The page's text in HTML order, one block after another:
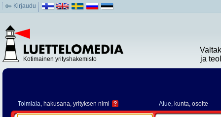
Kirjaudu
Kotimainen yrityshakemisto
ja
Toimiala, hakusana, yrityksen nimi ? Alue, kunta, osoite